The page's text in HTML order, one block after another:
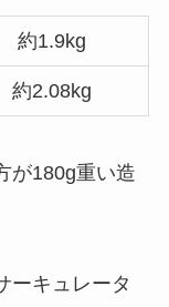
約1.9kg
約2.08kg
が180g重い造
ーキュレータ